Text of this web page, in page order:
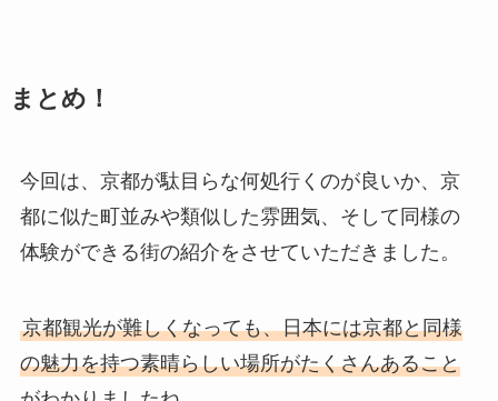
まとめ！
今回は、京都が駄目らな何処行くのが良いか、京
都に似た町並みや類似した雰囲気、そして同様の
体験ができる街の紹介をさせていただきました。
京都観光が難しくなっても、日本には京都と同様
の魅力を持つ素晴らしい場所がたくさんあること